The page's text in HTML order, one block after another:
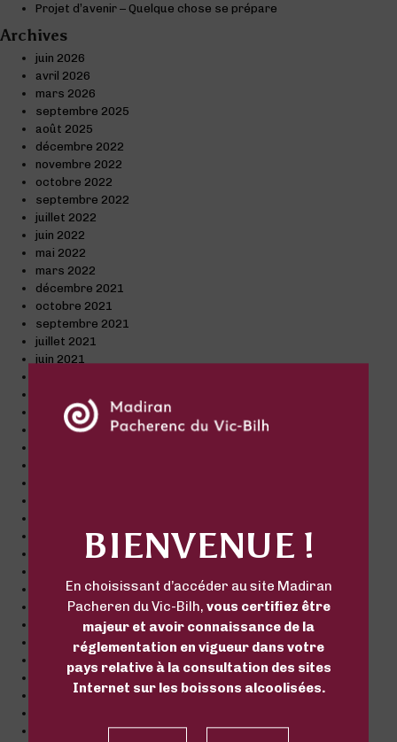
Projet d’avenir – Quelque chose se prépare
Archives
juin 2026
avril 2026
mars 2026
septembre 2025
août 2025
décembre 2022
novembre 2022
octobre 2022
septembre 2022
juillet 2022
juin 2022
mai 2022
mars 2022
décembre 2021
octobre 2021
septembre 2021
juillet 2021
juin 2021
février 2021
janvier 2021
juillet 2020
avril 2020
mars 2020
février 2020
janvier 2020
décembre 2019
octobre 2019
septembre 2019
BIENVENUE !
En choisissant d’accéder au site Madiran
Pacheren du Vic-Bilh, vous certifiez être
majeur et avoir connaissance de la
réglementation en vigueur dans votre
pays relative à la consultation des sites
Internet sur les boissons alcoolisées.